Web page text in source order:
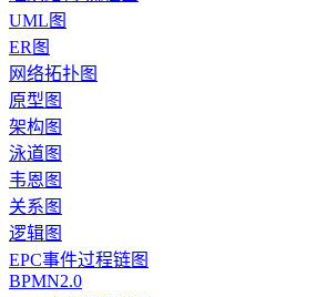
UML图
ER图
网络拓扑图
原型图
架构图
泳道图
韦恩图
关系图
逻辑图
EPC事件过程链图
BPMN2.0